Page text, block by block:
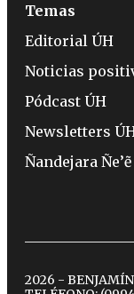
Temas
Editorial ÚH
Noticias
Pódcast ÚH
Newsletters
Ñandejara Ñe’ẽ
2026 -